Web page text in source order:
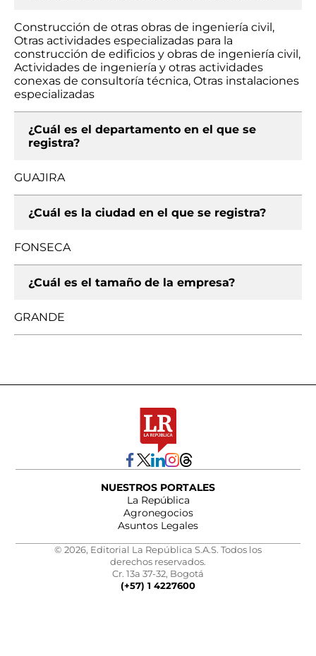
Construcción de otras obras de ingeniería civil,
Otras actividades especializadas para la
construcción de edificios y obras de ingeniería civil,
Actividades de ingeniería y otras actividades
conexas de consultoría técnica, Otras instalaciones
especializadas
¿Cuál es el departamento en el que se
registra?
GUAJIRA
¿Cuál es la ciudad en el que se registra?
FONSECA
¿Cuál es el tamaño de la empresa?
GRANDE
NUESTROS PORTALES
La República
Agronegocios
Asuntos Legales
© 2026, Editorial La República S.A.S. Todos los
derechos reservados.
Cr. 13a 37-32, Bogotá
(+57) 1 4227600